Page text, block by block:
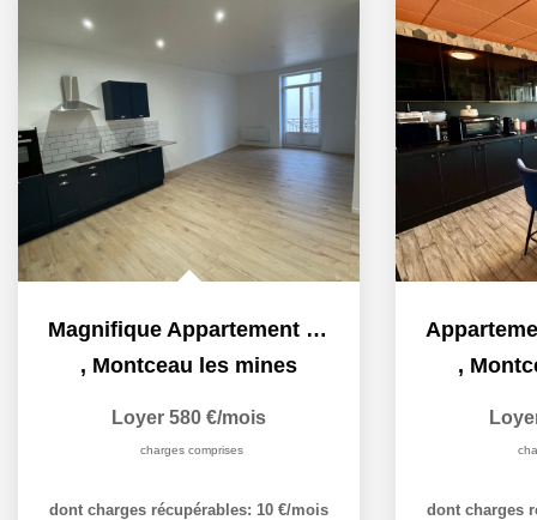
Magnifique Appartement Neuf !! Montceau Les Mines 2...
, Montceau les mines
Loyer 580 €/mois
charges comprises
dont charges récupérables: 10 €/mois
,
dont charges